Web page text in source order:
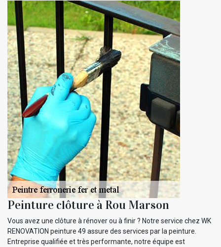
Peinture clôture à Rou Marson
Vous avez une clôture à rénover ou à finir ? Notre service chez WK
RENOVATION peinture 49 assure des services par la peinture.
Entreprise qualifiée et très performante, notre équipe est